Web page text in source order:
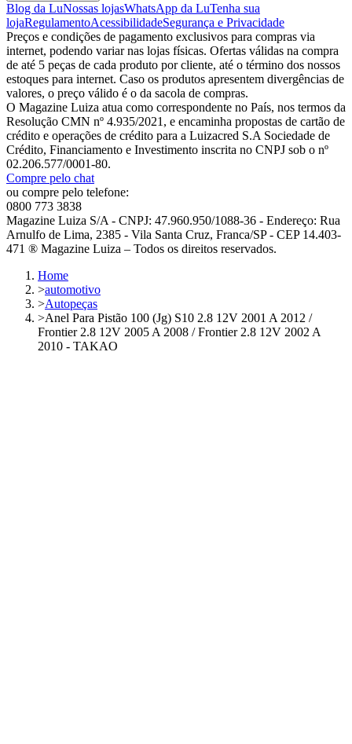
Blog da LuNossas lojasWhatsApp da LuTenha sua
lojaRegulamentoAcessibilidadeSegurança e Privacidade
Preços e condições de pagamento exclusivos para compras via
internet, podendo variar nas lojas físicas. Ofertas válidas na compra
de até 5 peças de cada produto por cliente, até o término dos nossos
estoques para internet. Caso os produtos apresentem divergências de
valores, o preço válido é o da sacola de compras.
O Magazine Luiza atua como correspondente no País, nos termos da
Resolução CMN nº 4.935/2021, e encaminha propostas de cartão de
crédito e operações de crédito para a Luizacred S.A Sociedade de
Crédito, Financiamento e Investimento inscrita no CNPJ sob o nº
02.206.577/0001-80.
Compre pelo chat
ou compre pelo telefone:
0800 773 3838
Magazine Luiza S/A - CNPJ: 47.960.950/1088-36 - Endereço: Rua
Arnulfo de Lima, 2385 - Vila Santa Cruz, Franca/SP - CEP 14.403-
471 ® Magazine Luiza – Todos os direitos reservados.
Home
>automotivo
>Autopeças
>Anel Para Pistão 100 (Jg) S10 2.8 12V 2001 A 2012 /
Frontier 2.8 12V 2005 A 2008 / Frontier 2.8 12V 2002 A
2010 - TAKAO